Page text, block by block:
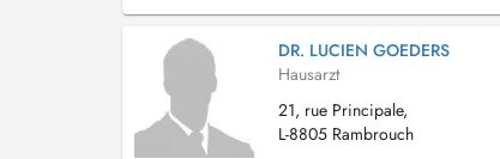
DR. LUCIEN GOEDERS
Hausarzt
21, rue Principale,
L-8805 Rambrouch